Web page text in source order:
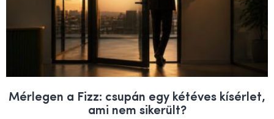
Mérlegen a Fizz: csupán egy kétéves kísérlet,
ami nem sikerült?